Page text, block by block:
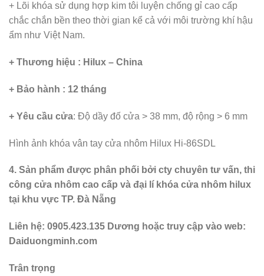
+ Lõi khóa sử dụng hợp kim tôi luyện chống gỉ cao cấp
chắc chắn bền theo thời gian kể cả với môi trường khí hậu
ẩm như Việt Nam.
+ Thương hiệu : Hilux – China
+ Bảo hành : 12 tháng
+ Yêu cầu cửa: Độ dầy đố cửa > 38 mm, độ rộng > 6 mm
Hình ảnh khóa vân tay cửa nhôm Hilux Hi-86SDL
4. Sản phẩm được phân phối bởi cty chuyên tư vấn, thi
công cửa nhôm cao cấp và đại lí khóa cửa nhôm hilux
tại khu vực TP. Đà Nẵng
Liên hệ: 0905.423.135 Dương hoặc truy cập vào web:
Daiduongminh.com
Trân trọng